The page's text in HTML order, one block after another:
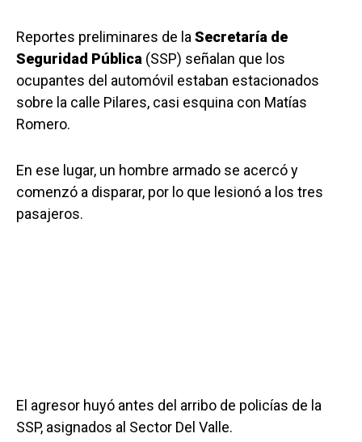
Reportes preliminares de laSecretaría de
Seguridad Pública (SSP) señalan que los
ocupantes del automóvil estaban estacionados
sobre la calle Pilares, casi esquina con Matías
Romero.
En ese lugar, un hombre armado se acercó y
comenzó a disparar, por lo que lesionó a los tres
pasajeros.
El agresor huyó antes del arribo de policías de la
SSP, asignados al Sector Del Valle.